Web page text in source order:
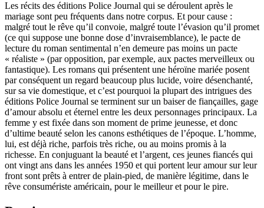
Les récits des éditions Police Journal qui se déroulent après le
mariage sont peu fréquents dans notre corpus. Et pour cause :
malgré tout le rêve qu’il convoie, malgré toute l’évasion qu’il promet
(ce qui suppose une bonne dose d’invraisemblance), le pacte de
lecture du roman sentimental n’en demeure pas moins un pacte
« réaliste » (par opposition, par exemple, aux pactes merveilleux ou
fantastique). Les romans qui présentent une héroïne mariée posent
par conséquent un regard beaucoup plus lucide, voire désenchanté,
sur sa vie domestique, et c’est pourquoi la plupart des intrigues des
éditions Police Journal se terminent sur un baiser de fiançailles, gage
d’amour absolu et éternel entre les deux personnages principaux. La
femme y est fixée dans son moment de prime jeunesse, et donc
d’ultime beauté selon les canons esthétiques de l’époque. L’homme,
lui, est déjà riche, parfois très riche, ou au moins promis à la
richesse. En conjuguant la beauté et l’argent, ces jeunes fiancés qui
ont vingt ans dans les années 1950 et qui portent leur amour sur leur
front sont prêts à entrer de plain-pied, de manière légitime, dans le
rêve consumériste américain, pour le meilleur et pour le pire.